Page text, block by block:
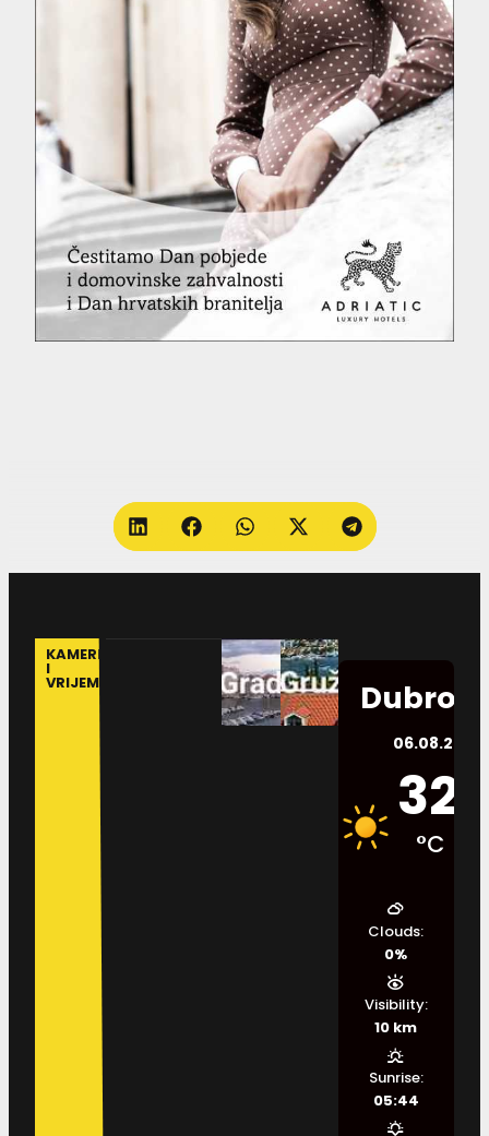
KAMERE
I
VRIJEME
06.08.2026.
32
°C
Clouds:
0%
Visibility:
10 km
Sunrise:
05:44